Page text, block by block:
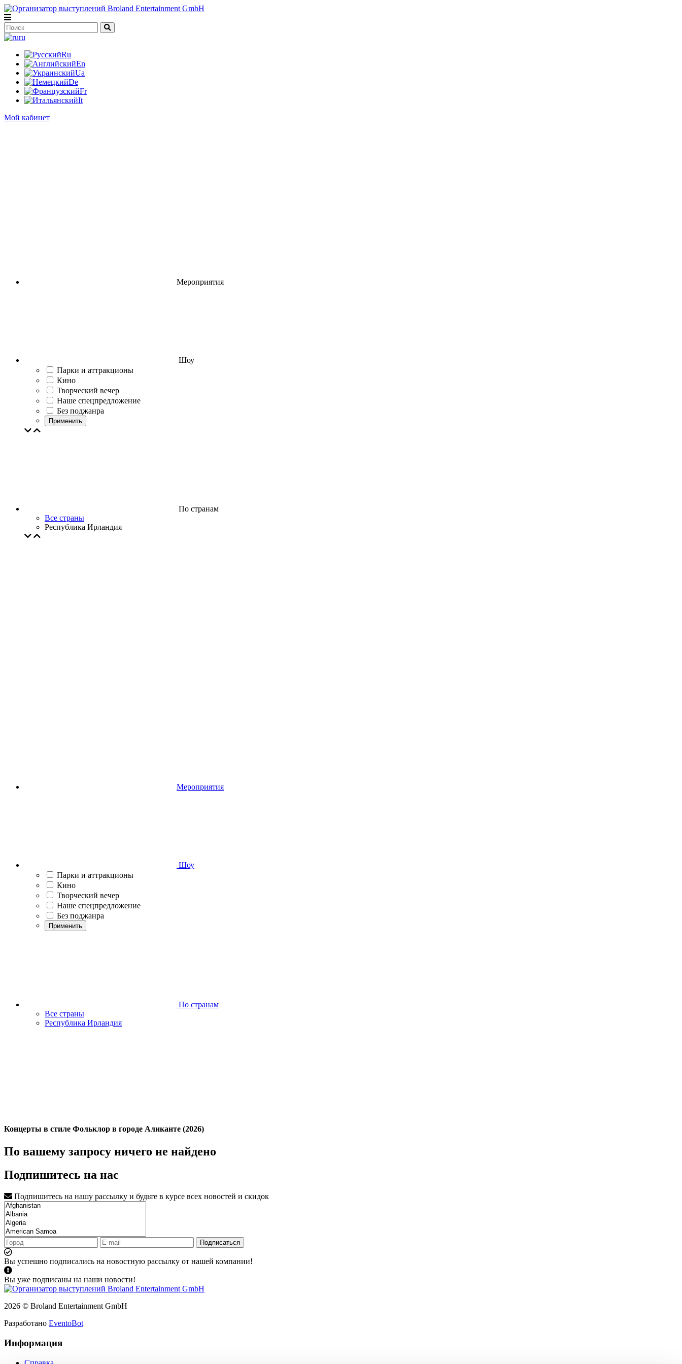
ru
Ru
En
Ua
De
Fr
It
Мой кабинет
Мероприятия
Шоу
Парки и аттракционы
Кино
Творческий вечер
Наше спецпредложение
Без поджанра
Применить
По странам
Все страны
Республика Ирландия
Мероприятия
Шоу
Парки и аттракционы
Кино
Творческий вечер
Наше спецпредложение
Без поджанра
Применить
По странам
Все страны
Республика Ирландия
Концерты в стиле Фольклор в городе Аликанте (2026)
По вашему запросу ничего не найдено
Подпишитесь на нас
Подпишитесь на нашу рассылку и будьте в курсе всех новостей и скидок
Подписаться
Вы успешно подписались на новостную рассылку от нашей компании!
Вы уже подписаны на наши новости!
2026 © Broland Entertainment GmbH
Разработано EventoBot
Информация